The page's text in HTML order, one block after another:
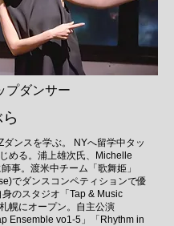
プダンサー
ダンスを学ぶ。 NYへ留学中タッ
める。浦上雄次氏、Michelle
事。渡米中チーム「歌舞姫」
でダンスコンペティションで優
のスタジオ「Tap & Music
幌にオープン。自主公演
Ensemble vo1-5」「Rhythm in